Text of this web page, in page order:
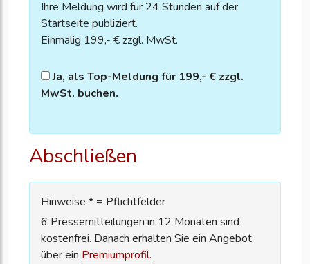
Ihre Meldung wird für 24 Stunden auf der
Startseite publiziert.
Einmalig 199,- € zzgl. MwSt.
Ja, als Top-Meldung für 199,- € zzgl.
MwSt. buchen.
Abschließen
Hinweise * = Pflichtfelder
6 Pressemitteilungen in 12 Monaten sind
kostenfrei. Danach erhalten Sie ein Angebot
über ein Premiumprofil.